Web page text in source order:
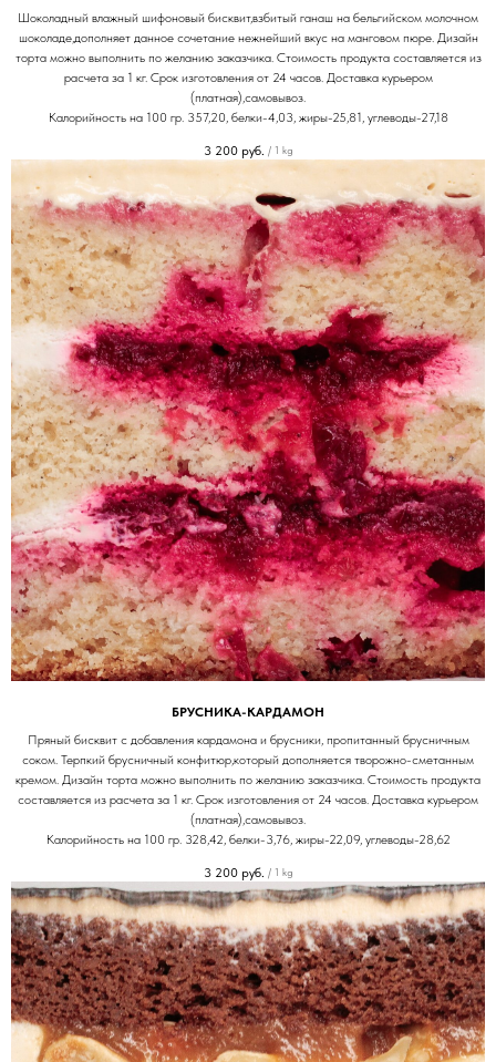
Шоколадный влажный шифоновый бисквит,взбитый ганаш на бельгийском молочном
шоколаде,дополняет данное сочетание нежнейший вкус на манговом пюре. Дизайн
торта можно выполнить по желанию заказчика. Стоимость продукта составляется из
расчета за 1 кг. Срок изготовления от 24 часов. Доставка курьером
(платная),самовывоз.
Калорийность на 100 гр. 357,20, белки-4,03, жиры-25,81, углеводы-27,18
3 200 руб. / 1 kg
БРУСНИКА-КАРДАМОН
Пряный бисквит с добавления кардамона и брусники, пропитанный брусничным
соком. Терпкий брусничный конфитюр,который дополняется творожно-сметанным
кремом. Дизайн торта можно выполнить по желанию заказчика. Стоимость продукта
составляется из расчета за 1 кг. Срок изготовления от 24 часов. Доставка курьером
(платная),самовывоз.
Калорийность на 100 гр. 328,42, белки-3,76, жиры-22,09, углеводы-28,62
3 200 руб. / 1 kg